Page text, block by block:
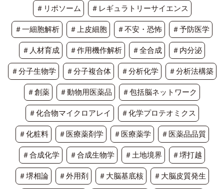
＃リポソーム ＃レギュラトリーサイエンス
＃一細胞解析 ＃上皮細胞 ＃不安・恐怖 ＃予防医学
＃人材育成 ＃作用機作解析 ＃全合成 ＃内分泌
＃分子生物学 ＃分子複合体 ＃分析化学 ＃分析法構築
＃創薬 ＃動物用医薬品 ＃包括脳ネットワーク
＃化合物マイクロアレイ ＃化学プロテオミクス
＃化粧料 ＃医療薬剤学 ＃医療薬学 ＃医薬品品質
＃合成化学 ＃合成生物学 ＃土地境界 ＃堺打越
＃堺相論 ＃外用剤 ＃大脳基底核 ＃大脳皮質発生